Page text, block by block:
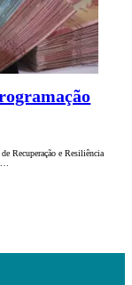
Recuperação e Resiliência